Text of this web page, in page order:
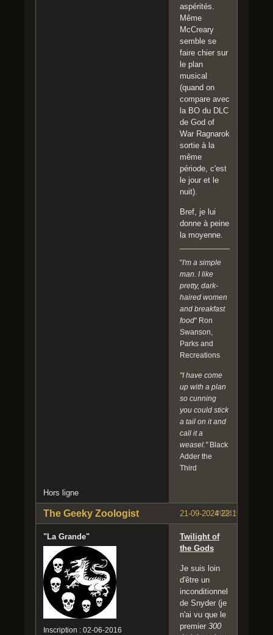
aspérités.
Même
McCreary
semble se
faire chier sur
le plan
musical
(quand on
compare avec
la BO du DLC
de God of
War Ragnarok
sortie à la
même
période, c'est
le jour et le
nuit).
Bref, je lui
donne à peine
la moyenne.
"I'm a simple
man. I like
pretty, dark-
haired women
and breakfast
food" Ron
Swanson,
Parks and
Recreations
"I have come
up with a plan
so cunning
you could stick
a tail on it and
call it a
weasel."Black
Adder the
Third
Hors ligne
#924
21-09-2024 22:19:33
The Geeky Zoologist
"La Grande"
Inscription : 02-06-2016
Twilight of
the Gods
Je suis loin
d'être un
inconditionnel
de Snyder (je
n'ai vu que le
premier 300